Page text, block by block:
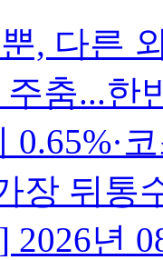
, 다른
춤...한
장 뒤통
년